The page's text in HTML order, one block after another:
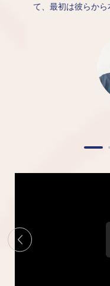
て、最初は彼らか
ラミック自体は